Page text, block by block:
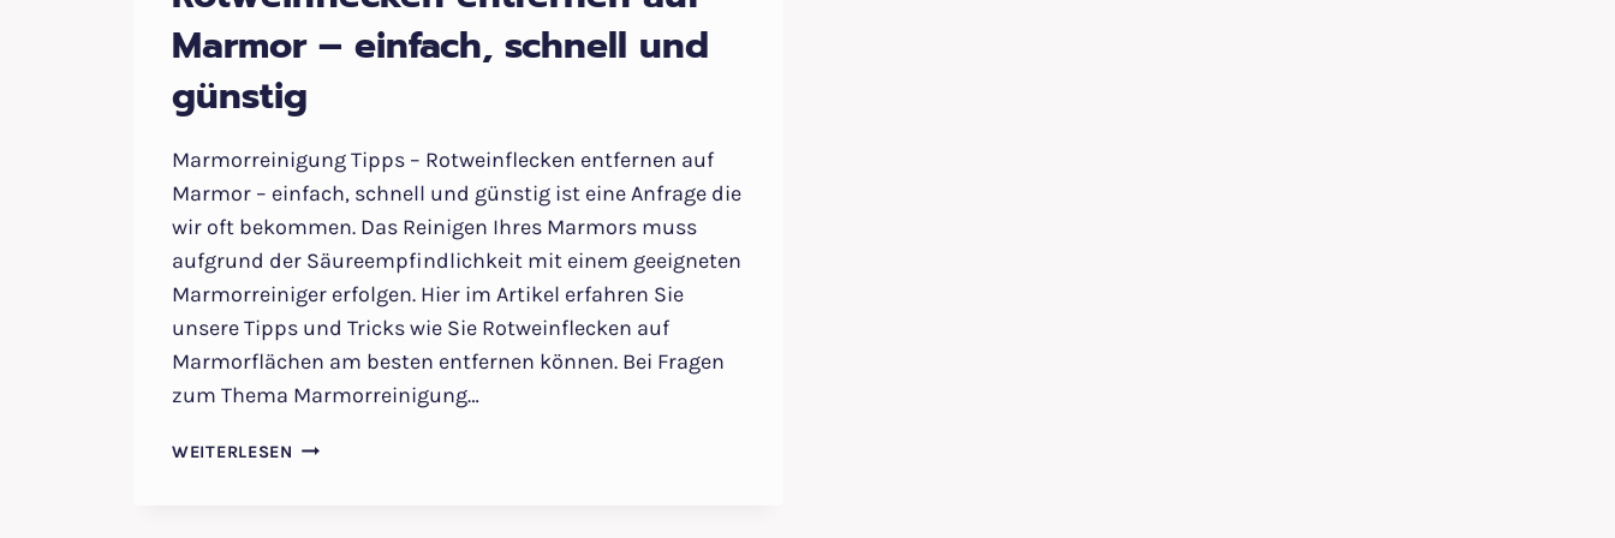
Marmor – einfach, schnell und
günstig
Marmorreinigung Tipps – Rotweinflecken entfernen auf
Marmor – einfach, schnell und günstig ist eine Anfrage die
wir oft bekommen. Das Reinigen Ihres Marmors muss
aufgrund der Säureempfindlichkeit mit einem geeigneten
Marmorreiniger erfolgen. Hier im Artikel erfahren Sie
unsere Tipps und Tricks wie Sie Rotweinflecken auf
Marmorflächen am besten entfernen können. Bei Fragen
zum Thema Marmorreinigung…
WEITERLESEN MARMORREINIGUNG